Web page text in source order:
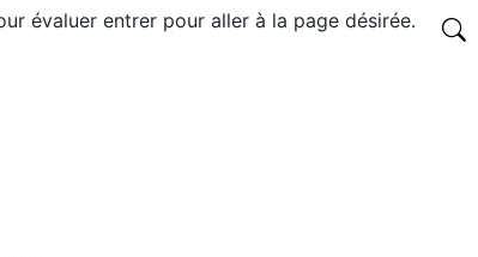
évaluer entrer pour aller à la page désirée.